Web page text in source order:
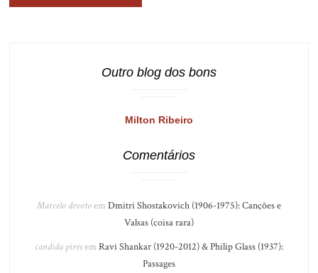
Outro blog dos bons
Milton Ribeiro
Comentários
Marcelo devotoem Dmitri Shostakovich (1906-1975): Canções e
Valsas (coisa rara)
candida piresem Ravi Shankar (1920-2012) & Philip Glass (1937):
Passages